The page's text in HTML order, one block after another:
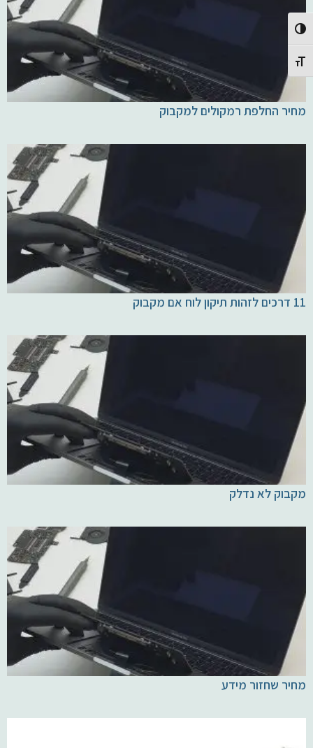
Toggle High Contrast
Toggle Font size
מחיר החלפת רמקולים למקבוק
11 דרכים לזהות תיקון לוח אם מקבוק
מקבוק לא נדלק
מחיר שחזור מידע